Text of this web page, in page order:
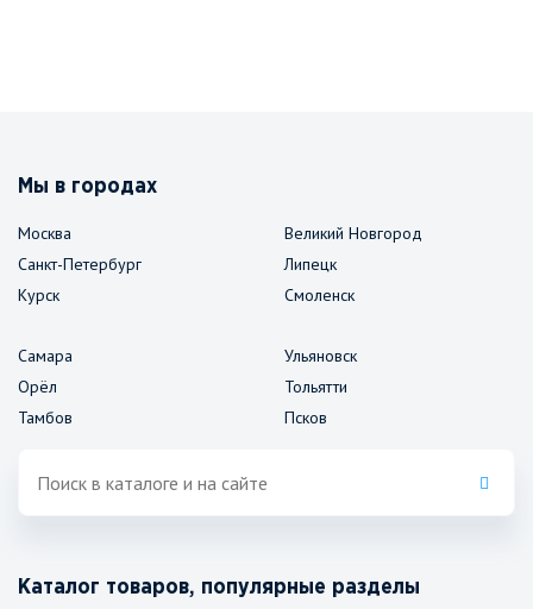
Мы в городах
Москва
Санкт-Петербург
Курск
Великий Новгород
Липецк
Смоленск
Самара
Орёл
Тамбов
Ульяновск
Тольятти
Псков
Каталог товаров, популярные разделы